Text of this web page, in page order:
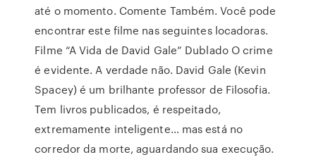
até o momento. Comente Também. Você pode
encontrar este filme nas seguintes locadoras.
Filme “A Vida de David Gale” Dublado O crime
é evidente. A verdade não. David Gale (Kevin
Spacey) é um brilhante professor de Filosofia.
Tem livros publicados, é respeitado,
extremamente inteligente… mas está no
corredor da morte, aguardando sua execução.